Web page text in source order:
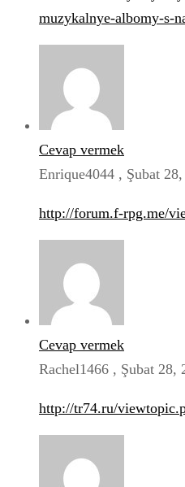
muzykalnye-albomy-s-
Cevap vermek
Enrique4044 , Şubat
http://forum.f-rpg.me/
Cevap vermek
Rachel1466 , Şubat 28,
http://tr74.ru/